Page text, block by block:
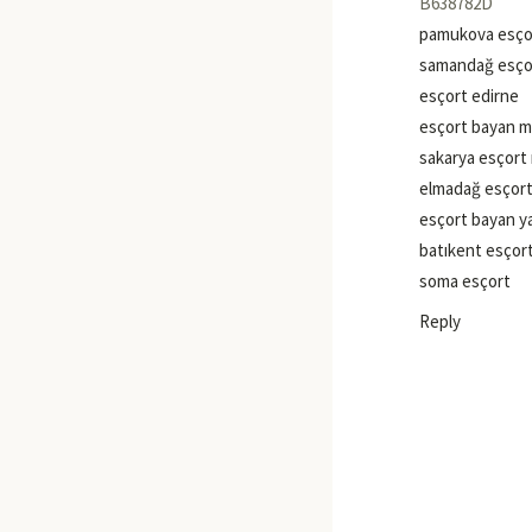
pamukova
samandağ
esçort edirne
esçort bayan
sakarya esçort
elmadağ esçort
esçort bayan
batıkent esçort
soma esçort
Reply